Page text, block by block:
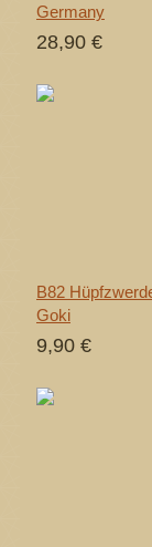
Germany
28,90 €
B82
Goki
9,90 €